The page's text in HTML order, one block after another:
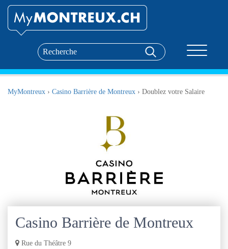
MyMontreux › Casino Barrière de Montreux › Doublez votre Salaire
Casino Barrière de Montreux
Rue du Théâtre 9